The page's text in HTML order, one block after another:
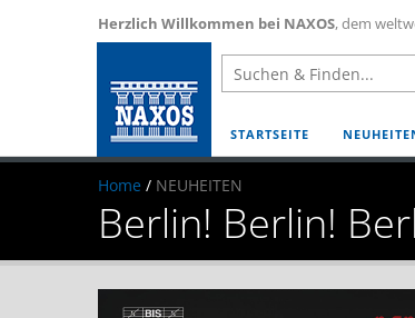
Herzlich Willkommen bei NAXOS, dem
STARTSEITE
Home / NEUHEITEN
Berlin! Berlin!